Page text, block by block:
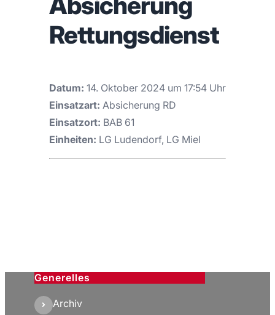
Rettungsdienst
Datum: 14. Oktober 2024 um 17:54 Uhr
Einsatzart: Absicherung RD
Einsatzort: BAB 61
Einheiten: LG Ludendorf, LG Miel
Generelles
Archiv